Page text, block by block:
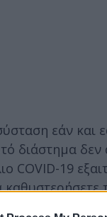
εάν και
διάστημα
19